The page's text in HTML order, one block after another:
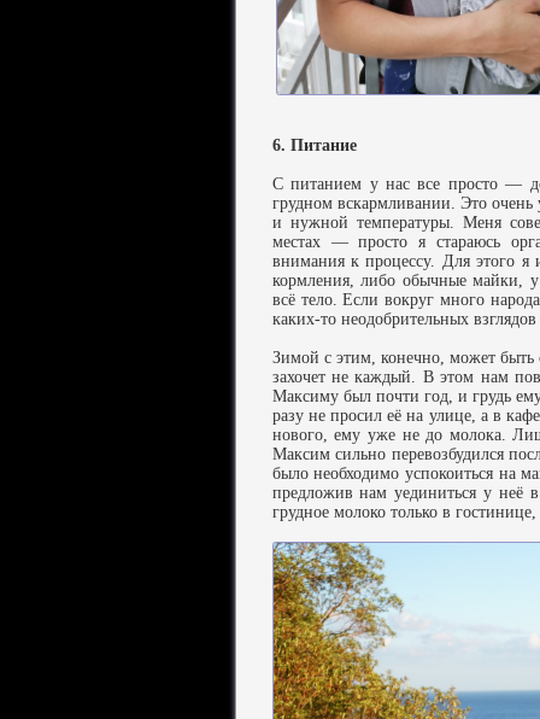
6. Питание
С питанием у нас все просто —
грудном вскармливании. Это
и нужной температуры. Меня
местах — просто я стараюсь
внимания к процессу. Для этого я
кормления, либо обычные майки, у
всё тело. Если вокруг много
каких-то неодобрительных
Зимой с этим, конечно, может быть
захочет не каждый. В этом нам
Максиму был почти год, и грудь
разу не просил её на улице, а в
нового, ему уже не до молока.
Максим сильно перевозбудился
было необходимо успокоиться на
предложив нам уединиться у неё
грудное молоко только в